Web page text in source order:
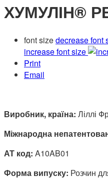
ХУМУЛІН®
font sizedecrease font
increase font size
Print
Email
Виробник, країна: Ліллі
Міжнародна
АТ код: A10AB01
Форма випуску: Розчин